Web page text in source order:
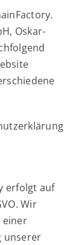
Oskar-
erfolgt auf
Wir
einer
unserer